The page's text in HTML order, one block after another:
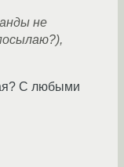
не
С любыми